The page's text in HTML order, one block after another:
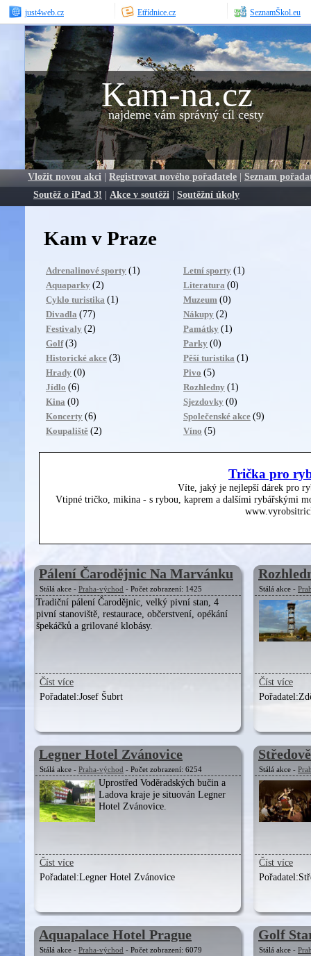
just4web.cz Etřídnice.cz SeznamŠkol.eu
Kam-na.cz
najdeme vám správný cíl cesty
Vložit novou akci | Registrovat nového pořadatele | Seznam
Soutěž o iPad 3! | Akce v soutěži | Soutěžní úkoly
Kam v Praze
Adrenalinové sporty (1)
Aquaparky (2)
Cyklo turistika (1)
Divadla (77)
Festivaly (2)
Golf (3)
Historické akce (3)
Hrady (0)
Jídlo (6)
Kina (0)
Koncerty (6)
Koupaliště (2)
Letní sporty (1)
Literatura (0)
Muzeum (0)
Nákupy (2)
Památky (1)
Parky (0)
Pěší turistika (1)
Pivo (5)
Rozhledny (1)
Sjezdovky (0)
Společenské akce (9)
Víno (5)
Trička pro
Víte, jaký je nejlepší dárek pro
Vtipné tričko, mikina - s rybou, kaprem a dalšími rybářskými
Pálení Čarodějnic Na Marvánku
Stálá akce - Praha-východ - Počet zobrazení: 1425
Tradiční pálení Čarodějnic, velký pivní stan, 4
pivní stanoviště, restaurace, občerstvení, opékání
špekáčků a grilované klobásy.
Číst více
Pořadatel:Josef Šubrt
Stálá akce -
Číst více
Pořadatel:
Legner Hotel Zvánovice
Stálá akce - Praha-východ - Počet zobrazení: 6254
Uprostřed Voděradských bučin a
Ladova kraje je situován Legner
Hotel Zvánovice.
Číst více
Pořadatel:Legner Hotel Zvánovice
Stálá akce -
Číst více
Pořadatel:
Aquapalace Hotel Prague
Stálá akce - Praha-východ - Počet zobrazení: 6079
Golf
Stálá akce -